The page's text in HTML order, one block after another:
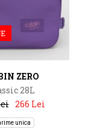
ZERO
28L
266 Lei
unica